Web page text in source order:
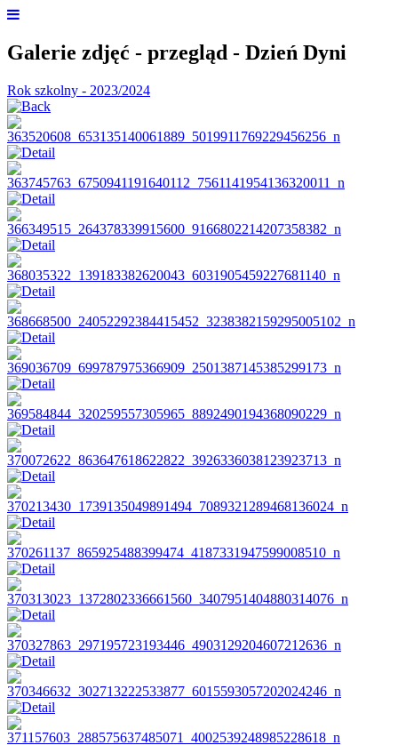
Galerie zdjęć - przegląd - Dzień Dyni
Rok szkolny - 2023/2024